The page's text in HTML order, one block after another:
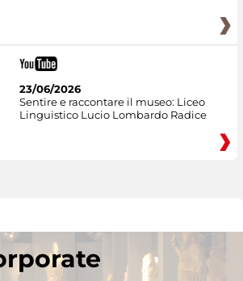
23/06/2026
Sentire e raccontare il museo: Liceo
Linguistico Lucio Lombardo Radice